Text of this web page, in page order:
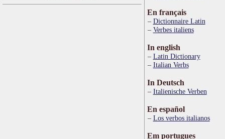
En français
Dictionnaire Latin
Verbes italiens
In english
Latin Dictionary
Italian Verbs
In Deutsch
Italienische Verben
En español
Los verbos italianos
Em portugues